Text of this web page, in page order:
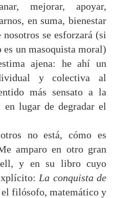
mejorar, apoyar,
en suma, bienestar
se esforzará (si
es un masoquista moral)
ajena: he ahí un
y colectiva al
más sensato a la
lugar de degradar el
no está, cómo es
amparo en otro gran
y en su libro cuyo
La conquista de
el filósofo, matemático y